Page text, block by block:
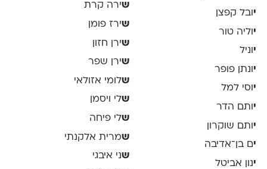
י ובל קפצן
יוליה טור
י וניל
י ונתן פופר
יוסי למל
י ותם הדר
יותם שוקרון
ים בן־אדיבה
ינון אביטל
שירה קרת
שירז פומן
שירן חזון
שירן שפר
שלומי אזולאי
שלי ויסמן
שלי פיחה
שמרית אלקנתי
שני איבגי